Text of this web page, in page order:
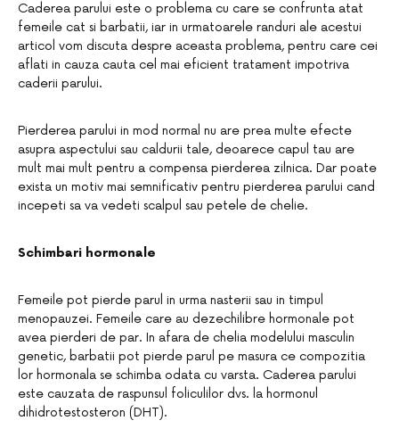
Caderea parului este o problema cu care se confrunta atat
femeile cat si barbatii, iar in urmatoarele randuri ale acestui
articol vom discuta despre aceasta problema, pentru care cei
aflati in cauza cauta cel mai eficient tratament impotriva
caderii parului.
Pierderea parului in mod normal nu are prea multe efecte
asupra aspectului sau caldurii tale, deoarece capul tau are
mult mai mult pentru a compensa pierderea zilnica. Dar poate
exista un motiv mai semnificativ pentru pierderea parului cand
incepeti sa va vedeti scalpul sau petele de chelie.
Schimbari hormonale
Femeile pot pierde parul in urma nasterii sau in timpul
menopauzei. Femeile care au dezechilibre hormonale pot
avea pierderi de par. In afara de chelia modelului masculin
genetic, barbatii pot pierde parul pe masura ce compozitia
lor hormonala se schimba odata cu varsta. Caderea parului
este cauzata de raspunsul foliculilor dvs. la hormonul
dihidrotestosteron (DHT).